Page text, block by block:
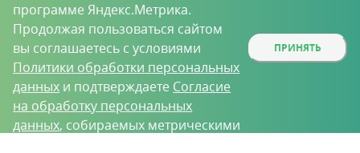
программе Яндекс.Метрика.
Продолжая пользоваться сайтом
вы соглашаетесь с условиями
Политики обработки персональных
данных и подтверждаете Согласие
на обработку персональных
данных, собираемых метрическими
ПРИНЯТЬ